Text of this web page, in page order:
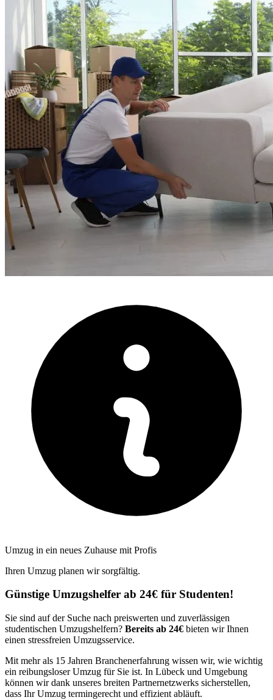
Umzug in ein neues Zuhause mit Profis
Ihren Umzug planen wir sorgfältig.
Günstige Umzugshelfer ab 24€ für Studenten!
Sie sind auf der Suche nach preiswerten und zuverlässigen
studentischen Umzugshelfern? Bereits ab 24€ bieten wir Ihnen
einen stressfreien Umzugsservice.
Mit mehr als 15 Jahren Branchenerfahrung wissen wir, wie wichtig
ein reibungsloser Umzug für Sie ist. In Lübeck und Umgebung
können wir dank unseres breiten Partnernetzwerks sicherstellen,
dass Ihr Umzug termingerecht und effizient abläuft.